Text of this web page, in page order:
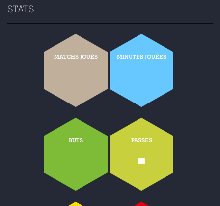
STATS
MATCHS JOUÉS MINUTES JOUÉES
BUTS PASSES
-